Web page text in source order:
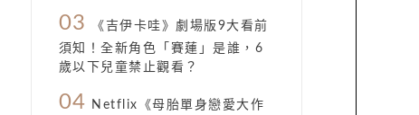
03
《吉伊卡哇》劇場版9大看前
須知！全新角色「賽蓮」是誰，6
歲以下兒童禁止觀看？
04
Netflix《母胎單身戀愛大作